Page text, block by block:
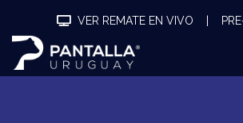
VER REMATE EN VIVO